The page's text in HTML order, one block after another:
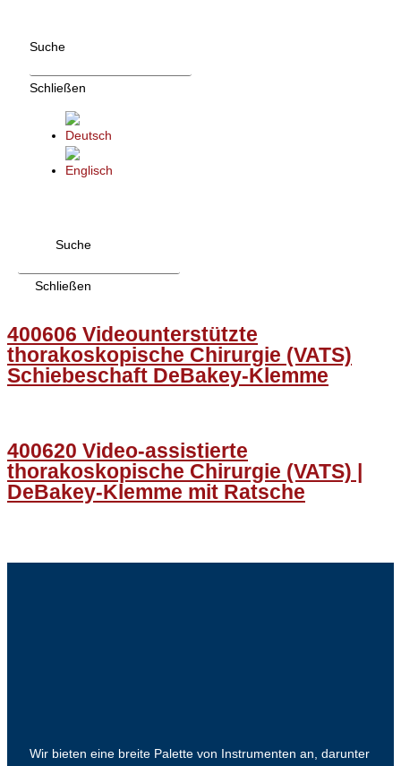
Suche
Schließen
Suche
Schließen
400606 Videounterstützte
thorakoskopische Chirurgie (VATS)
Schiebeschaft DeBakey-Klemme
400620 Video-assistierte
thorakoskopische Chirurgie (VATS) |
DeBakey-Klemme mit Ratsche
Wir bieten eine breite Palette von Instrumenten an, darunter